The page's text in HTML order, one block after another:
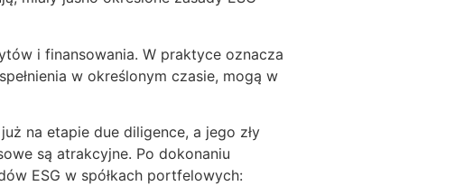
i finansowania. W praktyce oznacza
w określonym czasie, mogą w
na etapie due diligence, a jego zły
są atrakcyjne. Po dokonaniu
ESG w spółkach portfelowych: